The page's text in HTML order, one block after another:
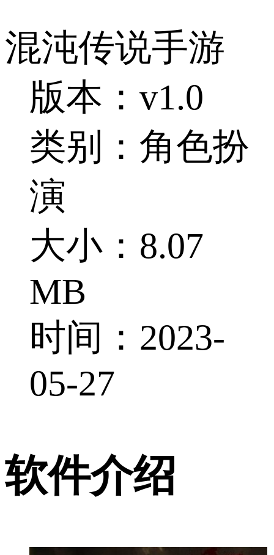
混沌传说手游
版本：v1.0
类别：角色扮
演
大小：8.07
MB
时间：2023-
05-27
软件介绍